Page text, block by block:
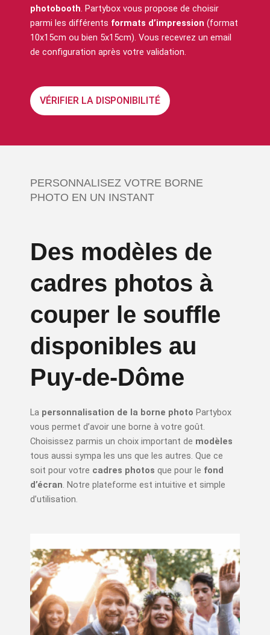
photobooth. Partybox vous propose de choisir
parmi les différents formats d’impression (format
10x15cm ou bien 5x15cm). Vous recevrez un email
de configuration après votre validation.
VÉRIFIER LA DISPONIBILITÉ
PERSONNALISEZ VOTRE BORNE
PHOTO EN UN INSTANT
Des modèles de
cadres photos à
couper le souffle
disponibles au
Puy-de-Dôme
La personnalisation de la borne photo Partybox
vous permet d’avoir une borne à votre goût.
Choisissez parmis un choix important de modèles
tous aussi sympa les uns que les autres. Que ce
soit pour votre cadres photos que pour le fond
d’écran. Notre plateforme est intuitive et simple
d’utilisation.